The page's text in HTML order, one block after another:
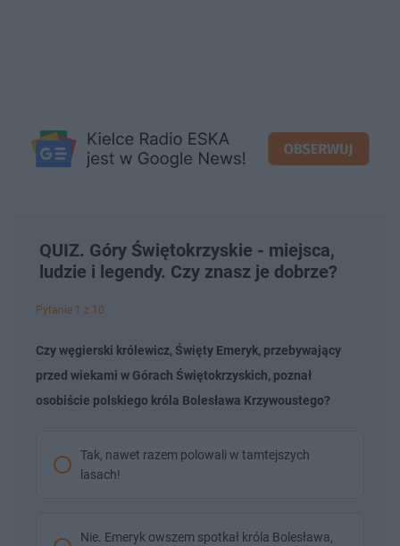
QUIZ. Góry Świętokrzyskie - miejsca,
ludzie i legendy. Czy znasz je dobrze?
Pytanie 1 z 10
Czy węgierski królewicz, Święty Emeryk, przebywający
przed wiekami w Górach Świętokrzyskich, poznał
osobiście polskiego króla Bolesława Krzywoustego?
Tak, nawet razem polowali w tamtejszych
lasach!
Nie. Emeryk owszem spotkał króla Bolesława,